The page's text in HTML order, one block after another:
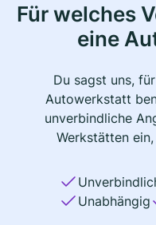
Für welches
eine
Du sagst uns,
Autowerkstatt
unverbindliche
Werkstätten
Unabhängig